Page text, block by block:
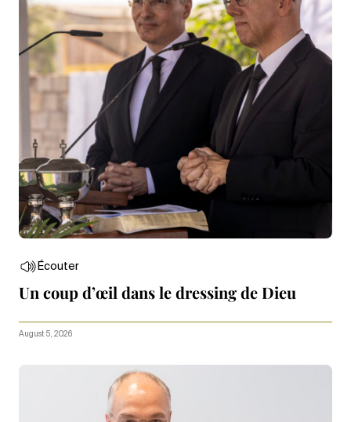
Écouter
Un coup d’œil dans le dressing de Dieu
August 5, 2026